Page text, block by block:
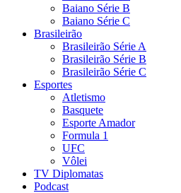
Baiano Série B
Baiano Série C
Brasileirão
Brasileirão Série A
Brasileirão Série B
Brasileirão Série C
Esportes
Atletismo
Basquete
Esporte Amador
Formula 1
UFC
Vôlei
TV Diplomatas
Podcast